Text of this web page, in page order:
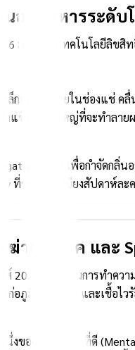
อมอาหารระดับโ
มาพร้อมเทคโนโลยีลิขสิ
ล็กอ่อนๆ ภายในช่องแช่
ำแข็งขนาดใหญ่ที่จะทำลา
Ions) เพื่อกำจัดก
ที่ชอบซื้อเสบียงสัปดาห์ละ
ฆ่าเชื้อโรค และ
ส์ 2026 พลิกโฉมการทำควา
ก่อภูมิแพ้ ไรฝุ่น และเชื้อไ
ของสุขภาพจิตที่ดี (Mental